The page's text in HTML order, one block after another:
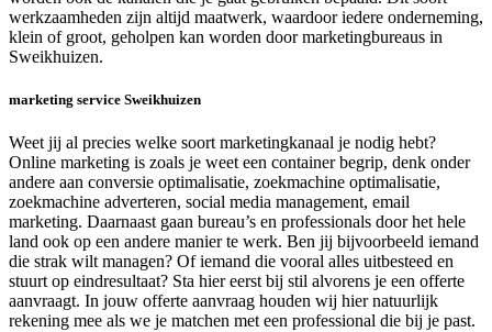
werkzaamheden zijn altijd maatwerk, waardoor iedere onderneming,
klein of groot, geholpen kan worden door marketingbureaus in
Sweikhuizen.
marketing service Sweikhuizen
Weet jij al precies welke soort marketingkanaal je nodig hebt?
Online marketing is zoals je weet een container begrip, denk onder
andere aan conversie optimalisatie, zoekmachine optimalisatie,
zoekmachine adverteren, social media management, email
marketing. Daarnaast gaan bureau’s en professionals door het hele
land ook op een andere manier te werk. Ben jij bijvoorbeeld iemand
die strak wilt managen? Of iemand die vooral alles uitbesteed en
stuurt op eindresultaat? Sta hier eerst bij stil alvorens je een offerte
aanvraagt. In jouw offerte aanvraag houden wij hier natuurlijk
rekening mee als we je matchen met een professional die bij je past.